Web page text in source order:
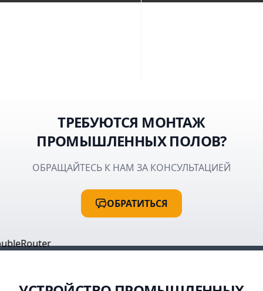
ТРЕБУЮТСЯ МОНТАЖ
ПРОМЫШЛЕННЫХ ПОЛОВ?
ОБРАЩАЙТЕСЬ К НАМ ЗА КОНСУЛЬТАЦИЕЙ
ОБРАТИТЬСЯ